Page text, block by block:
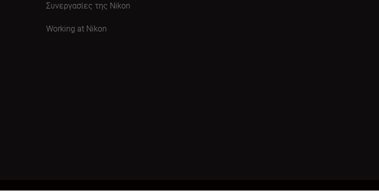
Συνεργασίες της Nikon
Working at Nikon